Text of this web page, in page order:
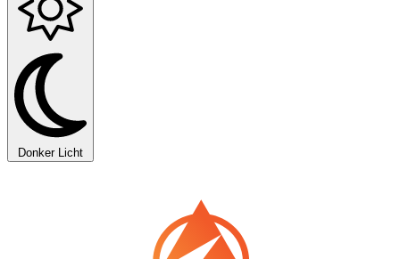
Donker Licht